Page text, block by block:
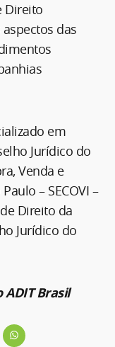
Direito
das
em
Jurídico do
Venda e
– SECOVI –
Direito da
Jurídico do
ADIT Brasil